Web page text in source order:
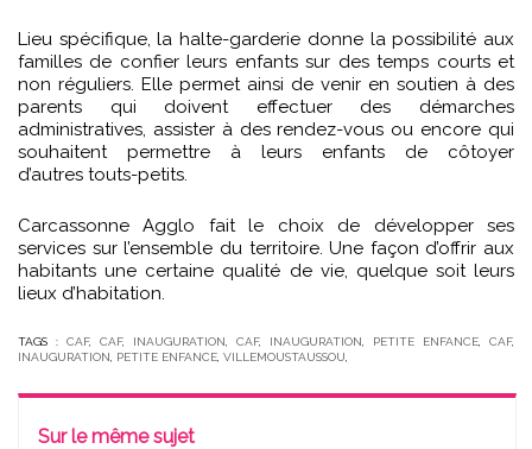
Lieu spécifique, la halte-garderie donne la possibilité aux
familles de confier leurs enfants sur des temps courts et
non réguliers. Elle permet ainsi de venir en soutien à des
parents qui doivent effectuer des démarches
administratives, assister à des rendez-vous ou encore qui
souhaitent permettre à leurs enfants de côtoyer
d’autres touts-petits.
Carcassonne Agglo fait le choix de développer ses
services sur l’ensemble du territoire. Une façon d’offrir aux
habitants une certaine qualité de vie, quelque soit leurs
lieux d’habitation.
TAGS : CAF, CAF, INAUGURATION CAF, INAUGURATION PETITE ENFANCE CAF,
INAUGURATION
PETITE ENFANCE VILLEMOUSTAUSSOU
Sur le même sujet